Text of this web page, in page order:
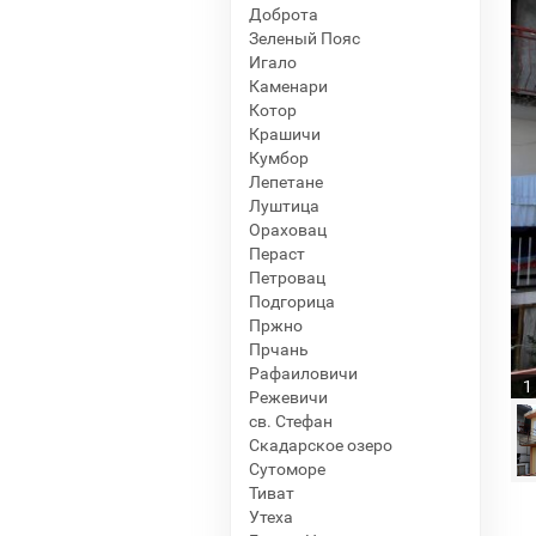
Доброта
Зеленый Пояс
Игало
Каменари
Котор
Крашичи
Кумбор
Лепетане
Луштица
Ораховац
Пераст
Петровац
Подгорица
Пржно
Прчань
Рафаиловичи
Режевичи
св. Стефан
Скадарское озеро
Сутоморе
Тиват
Утеха